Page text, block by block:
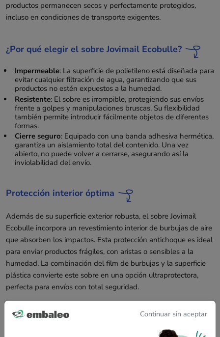
productos permanecen secos y perfectamente protegidos,
incluso en condiciones de transporte exigentes.
¿Por qué elegir el sobre Jovimail Ecobulle?
Impermeable: La superficie de polietileno está diseñada para
evitar cualquier filtración de agua, garantizando que sus
productos no estén expuestos a la humedad.
Resistente: El sobre es irrompible, protegiendo sus envíos
frente a golpes y manipulaciones bruscas. Su flexibilidad
también permite introducir fácilmente objetos de diferentes
formas.
Cierre seguro: Equipado con una banda adhesiva hermética,
garantiza un aislamiento total del contenido. Una vez
abierto, no puede volver a cerrarse, asegurando así la
inviolabilidad del envío.
Protección interior óptima
Además de su superficie exterior robusta, el sobre Jovimail
Ecobulle incorpora un revestimiento interior de burbujas de aire
que absorben los impactos. Esta protección antichoque es ideal
para enviar productos frágiles, con aristas o sensibles a la
humedad. La combinación del film de burbujas y la superficie
plástica convierte este sobre en una opción ultraprotectora,
perfecta para envíos con total seguridad.
Una solución más responsable y económica
Continuar sin aceptar